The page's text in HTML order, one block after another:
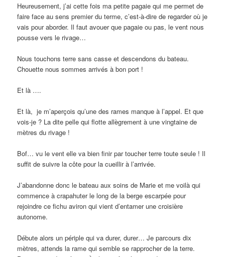
Heureusement, j’ai cette fois ma petite pagaie qui me permet de
faire face au sens premier du terme, c’est-à-dire de regarder où je
vais pour aborder. Il faut avouer que pagaie ou pas, le vent nous
pousse vers le rivage…
Nous touchons terre sans casse et descendons du bateau.
Chouette nous sommes arrivés à bon port !
Et là ….
Et là, je m’aperçois qu’une des rames manque à l’appel. Et que
vois-je ? La dite pelle qui flotte allègrement à une vingtaine de
mètres du rivage !
Bof… vu le vent elle va bien finir par toucher terre toute seule ! Il
suffit de suivre la côte pour la cueillir à l’arrivée.
J’abandonne donc le bateau aux soins de Marie et me voilà qui
commence à crapahuter le long de la berge escarpée pour
rejoindre ce fichu aviron qui vient d’entamer une croisière
autonome.
Débute alors un périple qui va durer, durer… Je parcours dix
mètres, attends la rame qui semble se rapprocher de la terre.